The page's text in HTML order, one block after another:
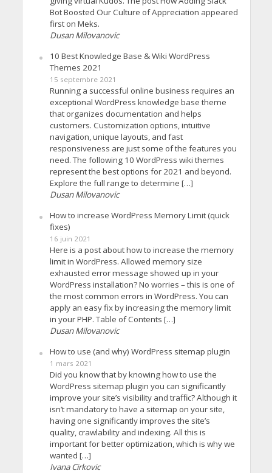
Bot Boosted Our Culture of Appreciation appeared
first on Meks.
Dusan Milovanovic
10 Best Knowledge Base & Wiki WordPress
Themes 2021
15 septembre 2021
Running a successful online business requires an
exceptional WordPress knowledge base theme
that organizes documentation and helps
customers. Customization options, intuitive
navigation, unique layouts, and fast
responsiveness are just some of the features you
need. The following 10 WordPress wiki themes
represent the best options for 2021 and beyond.
Explore the full range to determine […]
Dusan Milovanovic
How to increase WordPress Memory Limit (quick
fixes)
16 juin 2021
Here is a post about how to increase the memory
limit in WordPress. Allowed memory size
exhausted error message showed up in your
WordPress installation? No worries – this is one of
the most common errors in WordPress. You can
apply an easy fix by increasing the memory limit
in your PHP. Table of Contents […]
Dusan Milovanovic
How to use (and why) WordPress sitemap plugin
1 mars 2021
Did you know that by knowing how to use the
WordPress sitemap plugin you can significantly
improve your site’s visibility and traffic? Although it
isn’t mandatory to have a sitemap on your site,
having one significantly improves the site’s
quality, crawlability and indexing. All this is
important for better optimization, which is why we
wanted […]
Ivana Cirkovic